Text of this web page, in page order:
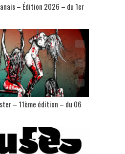
– Édition 2026 – du 1er
– 11ème édition – du 06